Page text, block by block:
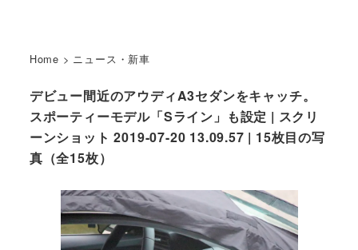
Home > ニュース・新車
デビュー間近のアウディA3セダンをキャッチ。
スポーティーモデル「Sライン」も設定 | スクリ
ーンショット 2019-07-20 13.09.57 | 15枚目の写
真（全15枚）